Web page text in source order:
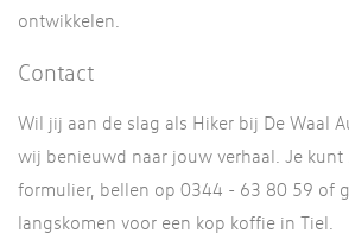
ontwikkelen.
Contact
Wil jij aan de slag als Hiker bij De Waal
wij benieuwd naar jouw verhaal. Je
formulier, bellen op 0344 - 63 80 59 of
langskomen voor een kop koffie in Tiel.